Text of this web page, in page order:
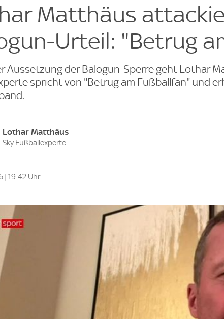
Matthäus
Urteil: "Betrug
Aussetzung der Balogun-Sperre geht Lothar
spricht von "Betrug am Fußballfan" und
Lothar Matthäus
Sky Fußballexperte
| 19:42 Uhr